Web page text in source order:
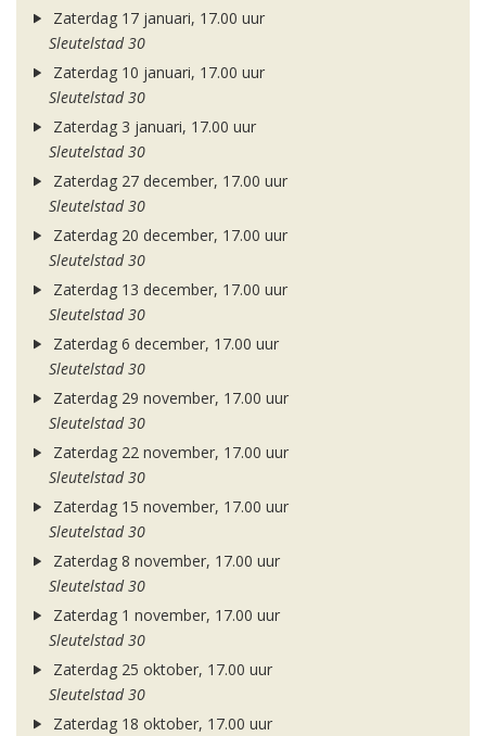
Zaterdag 17 januari, 17.00 uur
Sleutelstad 30
Zaterdag 10 januari, 17.00 uur
Sleutelstad 30
Zaterdag 3 januari, 17.00 uur
Sleutelstad 30
Zaterdag 27 december, 17.00 uur
Sleutelstad 30
Zaterdag 20 december, 17.00 uur
Sleutelstad 30
Zaterdag 13 december, 17.00 uur
Sleutelstad 30
Zaterdag 6 december, 17.00 uur
Sleutelstad 30
Zaterdag 29 november, 17.00 uur
Sleutelstad 30
Zaterdag 22 november, 17.00 uur
Sleutelstad 30
Zaterdag 15 november, 17.00 uur
Sleutelstad 30
Zaterdag 8 november, 17.00 uur
Sleutelstad 30
Zaterdag 1 november, 17.00 uur
Sleutelstad 30
Zaterdag 25 oktober, 17.00 uur
Sleutelstad 30
Zaterdag 18 oktober, 17.00 uur